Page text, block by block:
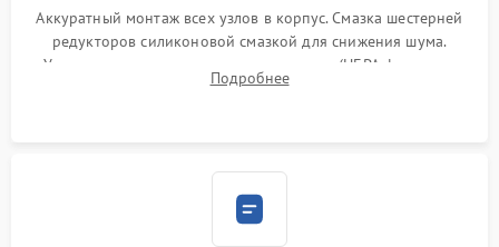
Аккуратный монтаж всех узлов в корпус. Смазка шестерней
редукторов силиконовой смазкой для снижения шума.
Установка новых расходных материалов (HEPA-фильтров,
микрофибры, щеток). Надежная фиксация разъемов и
Подробнее